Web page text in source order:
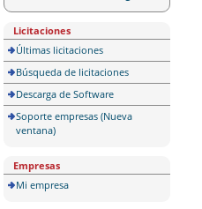
Licitaciones
Últimas licitaciones
Búsqueda de licitaciones
Descarga de Software
Soporte empresas (Nueva
ventana)
Empresas
Mi empresa